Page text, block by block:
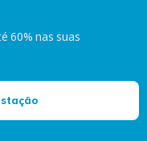
60% nas suas